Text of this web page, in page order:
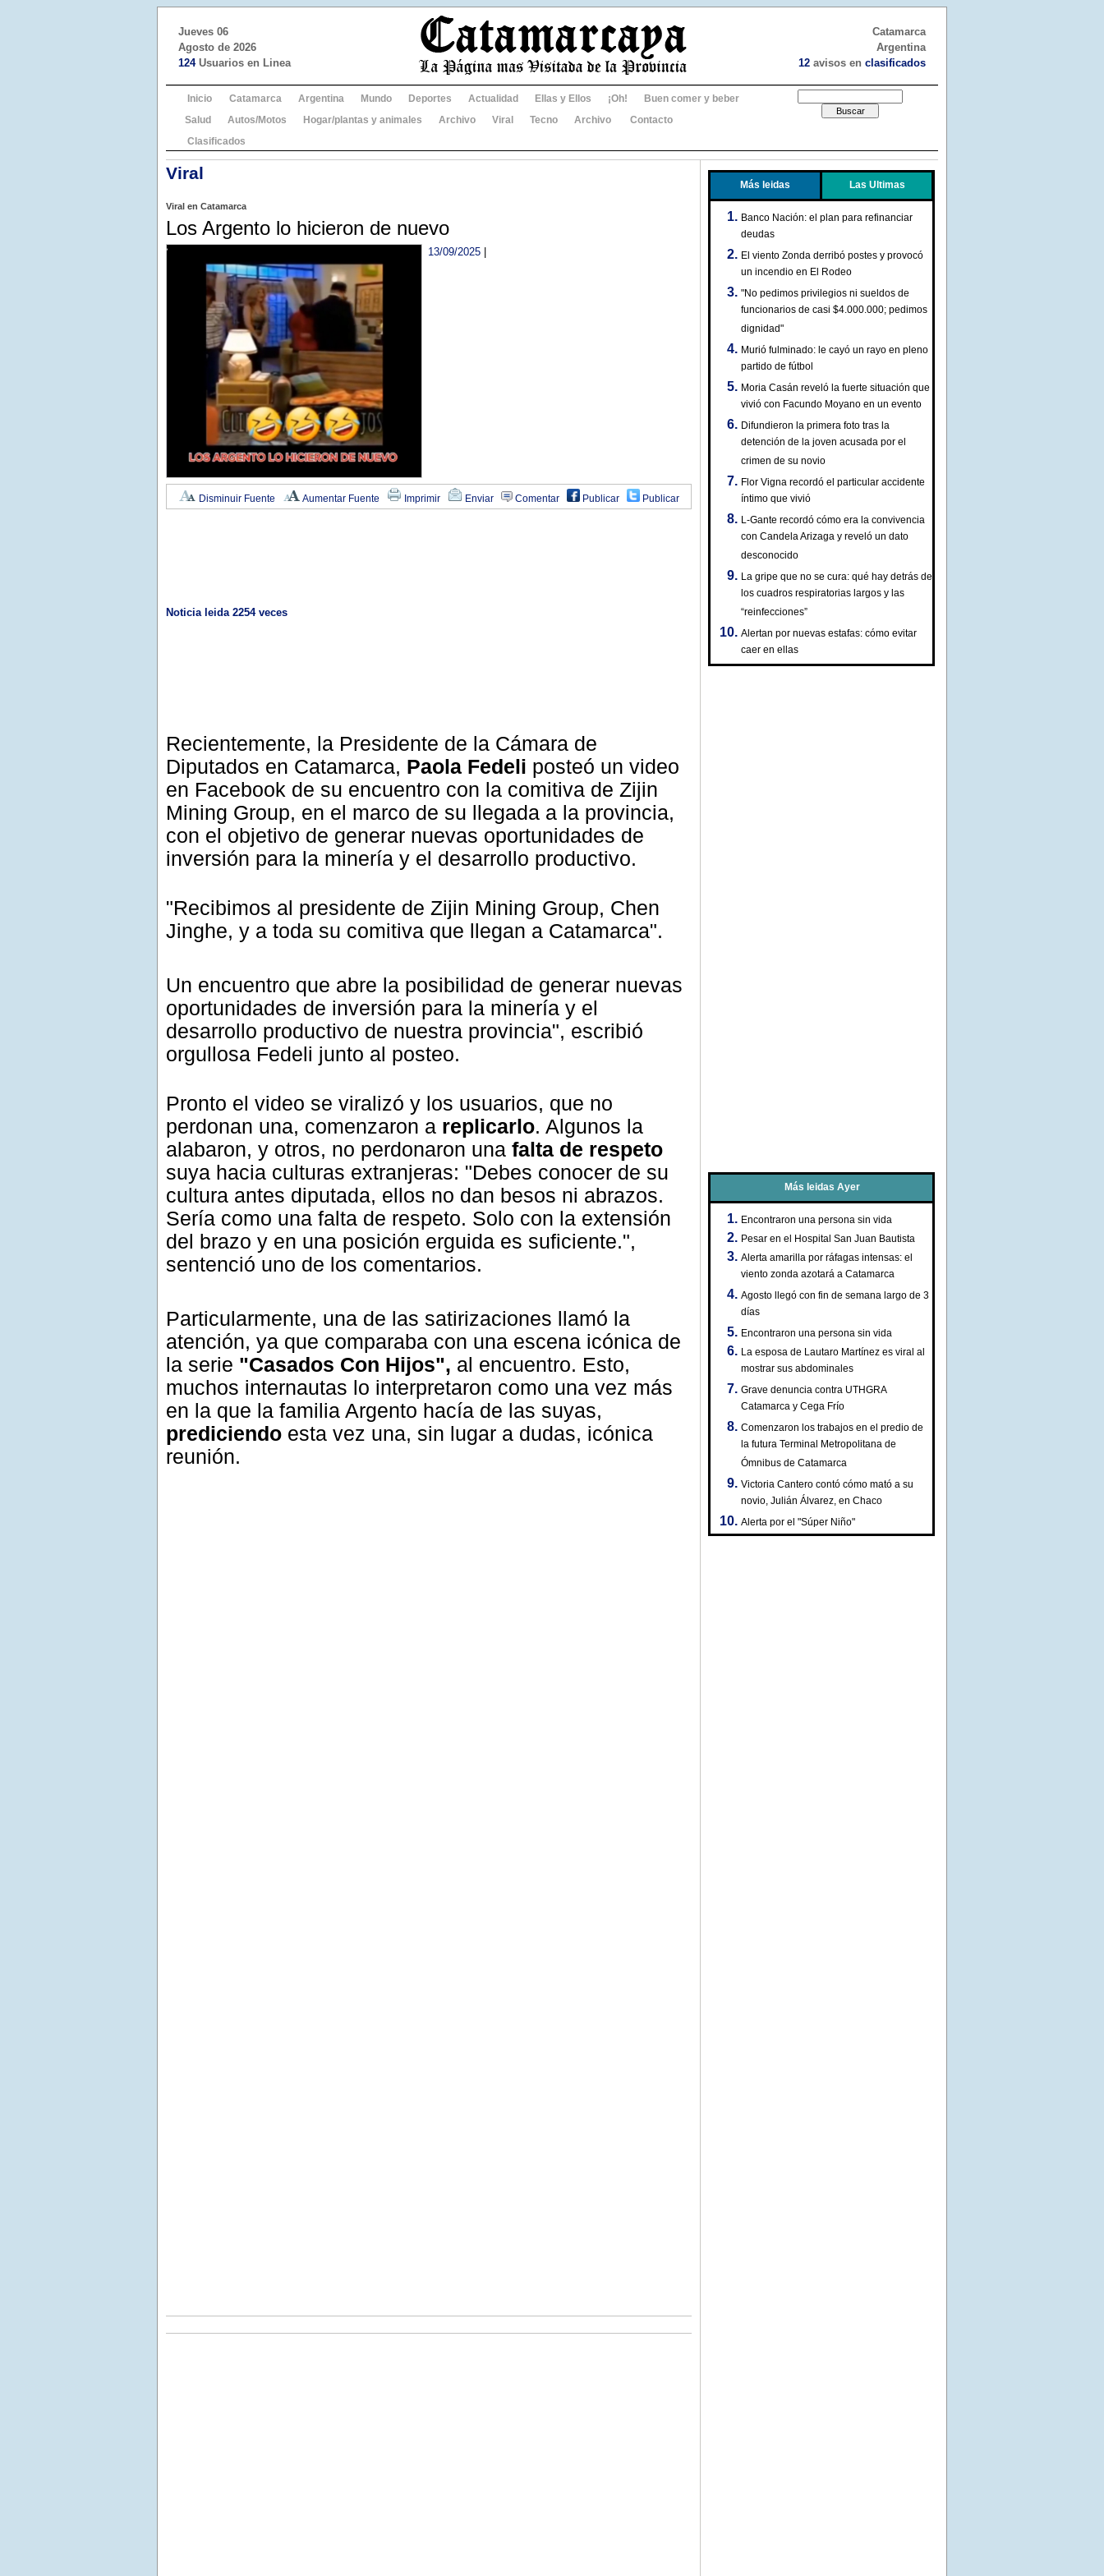
Jueves 06
Agosto de 2026
124Usuarios en Linea
Catamarca
Argentina
12 avisos en clasificados
Inicio Catamarca Argentina Mundo Deportes Actualidad Ellas y Ellos ¡Oh!
Buen comer y beber
Salud
Autos/Motos Hogar/plantas y animales Archivo Viral Tecno Archivo
Contacto
Clasificados
Viral
Viral en Catamarca
Los Argento lo hicieron de nuevo
13/09/2025
Disminuir Fuente Aumentar Fuente Imprimir Enviar Comentar Publicar Publicar
Noticia leida 2254 veces
Recientemente, la Presidente de la Cámara de
Diputados en Catamarca, Paola Fedeli posteó un video
en Facebook de su encuentro con la comitiva de Zijin
Mining Group, en el marco de su llegada a la provincia,
con el objetivo de generar nuevas oportunidades de
inversión para la minería y el desarrollo productivo.
"Recibimos al presidente de Zijin Mining Group, Chen
Jinghe, y a toda su comitiva que llegan a Catamarca".
Un encuentro que abre la posibilidad de generar nuevas
oportunidades de inversión para la minería y el
desarrollo productivo de nuestra provincia", escribió
orgullosa Fedeli junto al posteo.
Pronto el video se viralizó y los usuarios, que no
perdonan una, comenzaron a replicarlo. Algunos la
alabaron, y otros, no perdonaron una falta de respeto
suya hacia culturas extranjeras: "Debes conocer de su
cultura antes diputada, ellos no dan besos ni abrazos.
Sería como una falta de respeto. Solo con la extensión
del brazo y en una posición erguida es suficiente.",
sentenció uno de los comentarios.
Particularmente, una de las satirizaciones llamó la
atención, ya que comparaba con una escena icónica de
la serie "Casados Con Hijos", al encuentro. Esto,
muchos internautas lo interpretaron como una vez más
en la que la familia Argento hacía de las suyas,
prediciendo esta vez una, sin lugar a dudas, icónica
reunión.
Más leidas Las Ultimas
Banco Nación: el plan para refinanciar
deudas
El viento Zonda derribó postes y provocó
un incendio en El Rodeo
"No pedimos privilegios ni sueldos de
funcionarios de casi $4.000.000; pedimos
dignidad"
Murió fulminado: le cayó un rayo en pleno
partido de fútbol
Moria Casán reveló la fuerte situación que
vivió con Facundo Moyano en un evento
Difundieron la primera foto tras la
detención de la joven acusada por el
crimen de su novio
Flor Vigna recordó el particular accidente
íntimo que vivió
L-Gante recordó cómo era la convivencia
con Candela Arizaga y reveló un dato
desconocido
La gripe que no se cura: qué hay detrás de
los cuadros respiratorias largos y las
“reinfecciones”
Alertan por nuevas estafas: cómo evitar
caer en ellas
Más leidas Ayer
Encontraron una persona sin vida
Pesar en el Hospital San Juan Bautista
Alerta amarilla por ráfagas intensas: el
viento zonda azotará a Catamarca
Agosto llegó con fin de semana largo de 3
días
Encontraron una persona sin vida
La esposa de Lautaro Martínez es viral al
mostrar sus abdominales
Grave denuncia contra UTHGRA
Catamarca y Cega Frío
Comenzaron los trabajos en el predio de
la futura Terminal Metropolitana de
Ómnibus de Catamarca
Victoria Cantero contó cómo mató a su
novio, Julián Álvarez, en Chaco
Alerta por el "Súper Niño"